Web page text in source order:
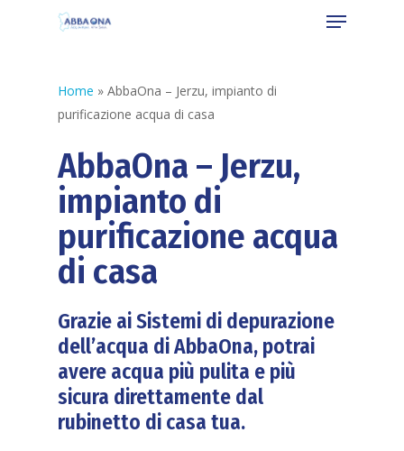
Home » AbbaOna – Jerzu, impianto di
purificazione acqua di casa
AbbaOna – Jerzu,
impianto di
purificazione acqua
di casa
Grazie ai Sistemi di depurazione
dell’acqua di AbbaOna, potrai
avere acqua più pulita e più
sicura direttamente dal
rubinetto di casa tua.